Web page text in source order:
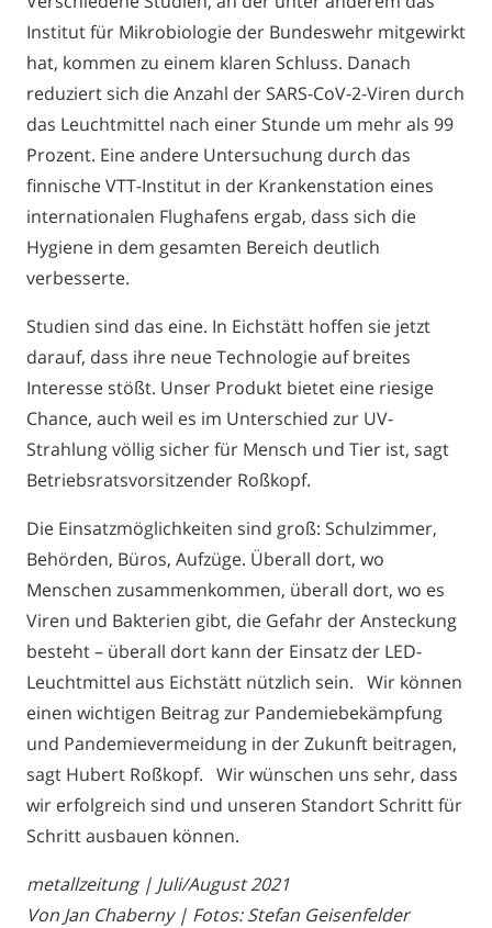
Institut für Mikrobiologie der Bundeswehr mitgewirkt
hat, kommen zu einem klaren Schluss. Danach
reduziert sich die Anzahl der SARS-CoV-2-Viren durch
das Leuchtmittel nach einer Stunde um mehr als 99
Prozent. Eine andere Untersuchung durch das
finnische VTT-Institut in der Krankenstation eines
internationalen Flughafens ergab, dass sich die
Hygiene in dem gesamten Bereich deutlich
verbesserte.
Studien sind das eine. In Eichstätt hoffen sie jetzt
darauf, dass ihre neue Technologie auf breites
Interesse stößt. Unser Produkt bietet eine riesige
Chance, auch weil es im Unterschied zur UV-
Strahlung völlig sicher für Mensch und Tier ist, sagt
Betriebsratsvorsitzender Roßkopf.
Die Einsatzmöglichkeiten sind groß: Schulzimmer,
Behörden, Büros, Aufzüge. Überall dort, wo
Menschen zusammenkommen, überall dort, wo es
Viren und Bakterien gibt, die Gefahr der Ansteckung
besteht – überall dort kann der Einsatz der LED-
Leuchtmittel aus Eichstätt nützlich sein. Wir können
einen wichtigen Beitrag zur Pandemiebekämpfung
und Pandemievermeidung in der Zukunft beitragen,
sagt Hubert Roßkopf. Wir wünschen uns sehr, dass
wir erfolgreich sind und unseren Standort Schritt für
Schritt ausbauen können.
metallzeitung | Juli/August 2021
Von Jan Chaberny | Fotos: Stefan Geisenfelder